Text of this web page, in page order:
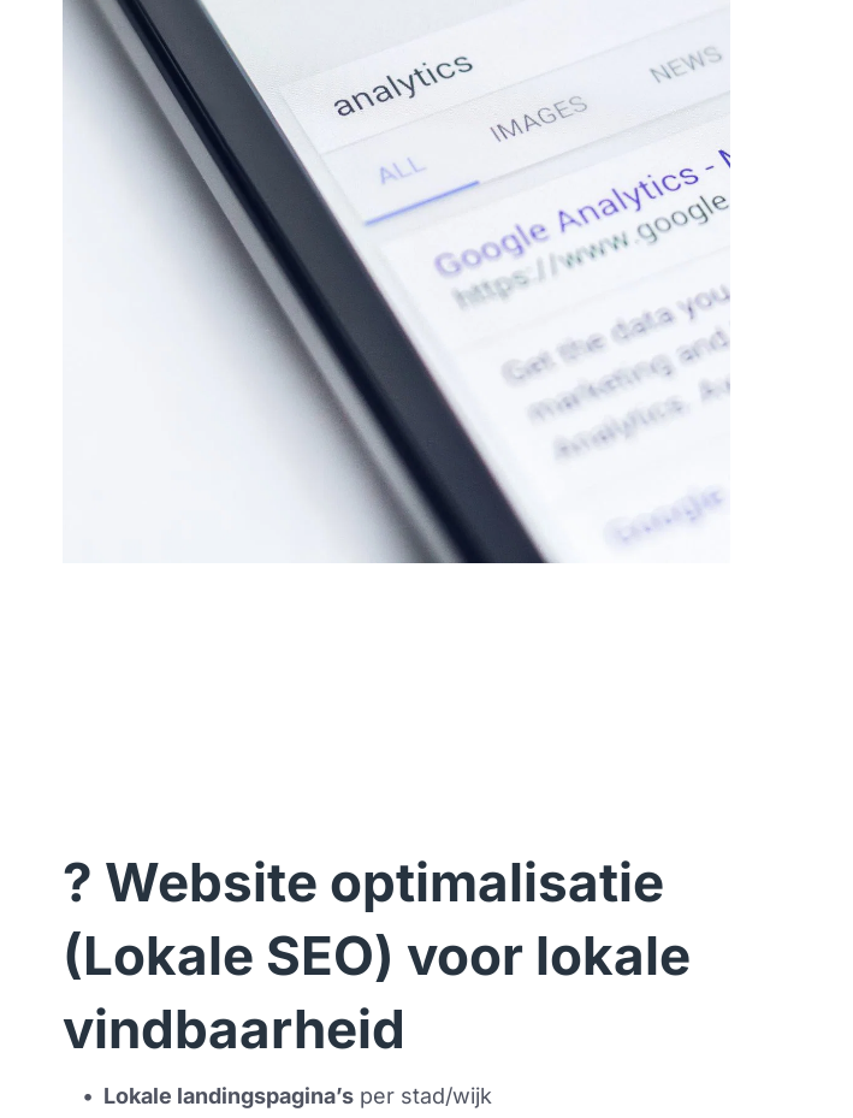
? Website optimalisatie
(Lokale SEO) voor lokale
vindbaarheid
Lokale landingspagina’s per stad/wijk